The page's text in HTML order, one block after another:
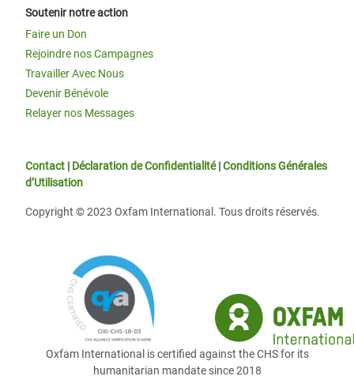
Soutenir notre action
Faire un Don
Rejoindre nos Campagnes
Travailler Avec Nous
Devenir Bénévole
Relayer nos Messages
Contact | Déclaration de Confidentialité|Conditions Générales
d’Utilisation
Copyright © 2023 Oxfam International. Tous droits réservés.
Oxfam International is certified against the CHS for its
humanitarian mandate since 2018